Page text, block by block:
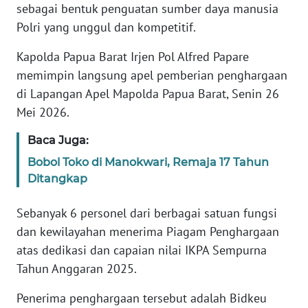
sebagai bentuk penguatan sumber daya manusia
Polri yang unggul dan kompetitif.
Kapolda Papua Barat Irjen Pol Alfred Papare
memimpin langsung apel pemberian penghargaan
di Lapangan Apel Mapolda Papua Barat, Senin 26
Mei 2026.
Baca Juga:
Bobol Toko di Manokwari, Remaja 17 Tahun
Ditangkap
Sebanyak 6 personel dari berbagai satuan fungsi
dan kewilayahan menerima Piagam Penghargaan
atas dedikasi dan capaian nilai IKPA Sempurna
Tahun Anggaran 2025.
Penerima penghargaan tersebut adalah Bidkeu
DISCLAIMER
Wahana
News
WN
SUMUT
WN
JAKARTA
JABAR
WN